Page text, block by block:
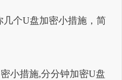
个U盘加密小措施，简
小措施,分分钟加密U盘